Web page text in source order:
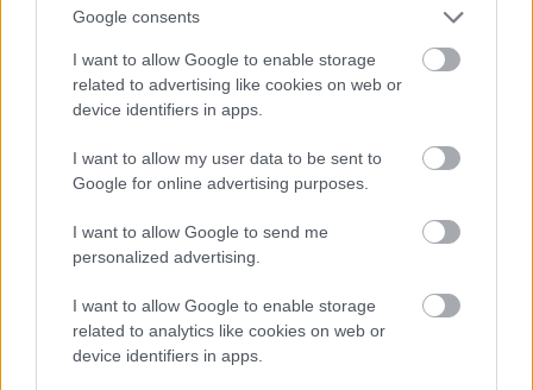
Google consents
I want to allow Google to enable storage
related to advertising like cookies on web or
device identifiers in apps.
I want to allow my user data to be sent to
Google for online advertising purposes.
I want to allow Google to send me
personalized advertising.
I want to allow Google to enable storage
related to analytics like cookies on web or
device identifiers in apps.
Fotó: Szécsi István / Velvet